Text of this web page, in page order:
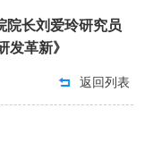
长刘爱玲研究员
发革新》
返回列表